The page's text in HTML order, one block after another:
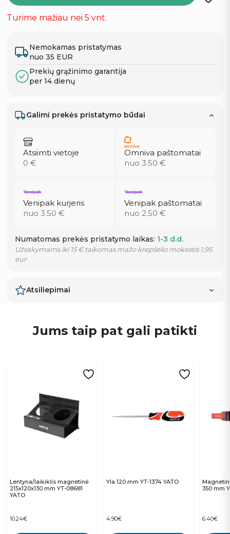
Turime mažiau nei 5 vnt.
Nemokamas pristatymas
nuo 35 EUR
Prekių grąžinimo garantija
per 14 dienų
Galimi prekės pristatymo būdai
Atsiimti vietoje
0 €
Omniva paštomatai
nuo 3.50 €
Venipak kurjeris
nuo 3.50 €
Venipak paštomatai
nuo 2.50 €
Numatomas prekės pristatymo laikas: 1-3 d.d.
Užsakymams iki 15 € taikomas mažo krepšelio mokestis 1,95
eur
Atsiliepimai
Jums taip pat gali patikti
Lentyna/laikiklis magnetinė
215x120x130 mm YT-08681
YATO
10.24€
Yla 120 mm YT-1374 YATO
4.90€
350 mm
6.40€